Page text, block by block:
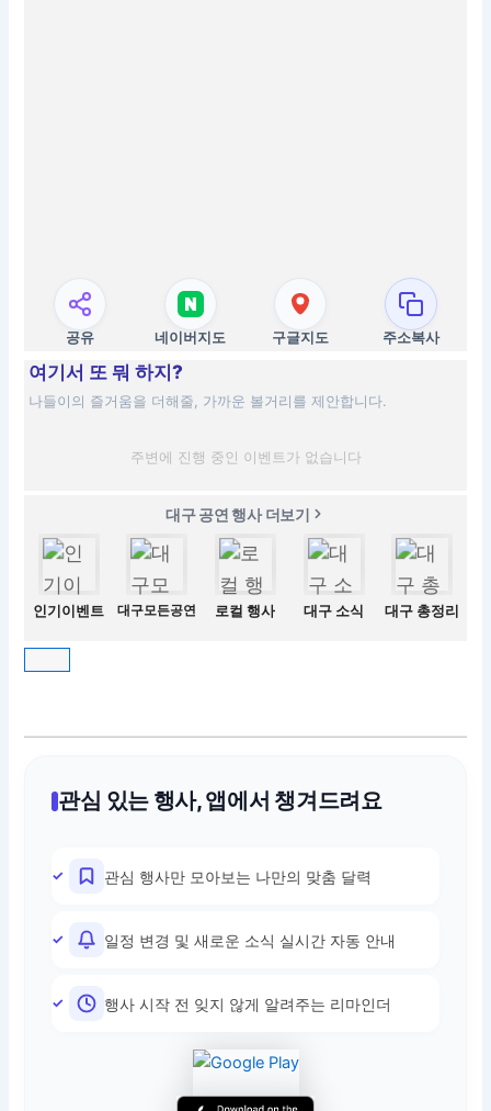
공유 네이버지도 구글지도 주소복사
여기서 또 뭐 하지?
나들이의 즐거움을 더해줄, 가까운 볼거리를 제안합니다.
주변에 진행 중인 이벤트가 없습니다
대구 공연 행사 더보기
인기이벤트 대구모든공연 로컬 행사 대구 소식 대구 총정리
관심 있는 행사, 앱에서 챙겨드려요
관심 행사만 모아보는 나만의 맞춤 달력
일정 변경 및 새로운 소식 실시간 자동 안내
행사 시작 전 잊지 않게 알려주는 리마인더